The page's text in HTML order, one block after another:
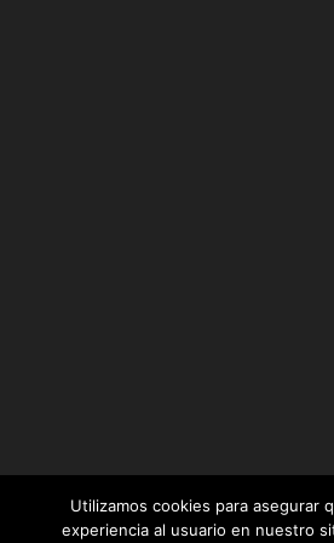
Utilizamos cookies para asegurar
experiencia al usuario en nuestro